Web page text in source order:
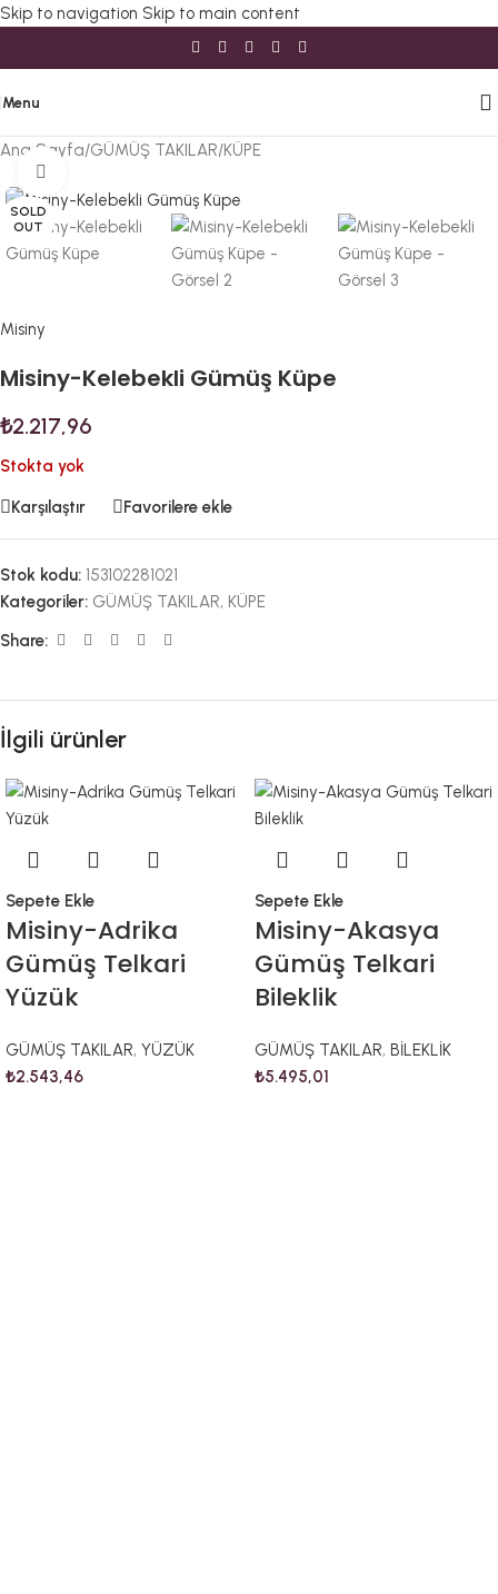
Skip to navigation Skip to main content
Menu
Ana Sayfa/GÜMÜŞ TAKILAR/KÜPE
SOLD
OUT
Misiny
Misiny-Kelebekli Gümüş Küpe
₺2.217,96
Stokta yok
Karşılaştır Favorilere ekle
Stok kodu: 153102281021
Kategoriler: GÜMÜŞ TAKILAR, KÜPE
Share:
İlgili ürünler
Sepete Ekle
Misiny-Adrika
Gümüş Telkari
Yüzük
GÜMÜŞ TAKILAR, YÜZÜK
₺2.543,46
Sepete Ekle
Misiny-Akasya
Gümüş Telkari
Bileklik
GÜMÜŞ TAKILAR, BİLEKLİK
₺5.495,01